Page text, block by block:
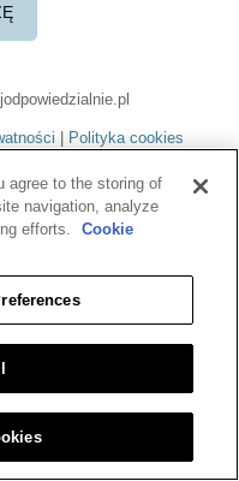
Polityka cookies
spożywaniu alkoholu,
odpowiednich podmiotów.
Nie przekazuj go
18 lat.
agree to the storing of
navigation, analyze
efforts.
Cookie